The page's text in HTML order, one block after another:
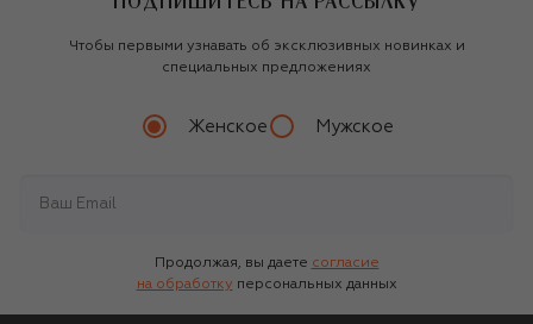
Чтобы первыми узнавать об эксклюзивных новинках и
специальных предложениях
Женское Мужское
Продолжая, вы даете согласие
на обработку персональных данных